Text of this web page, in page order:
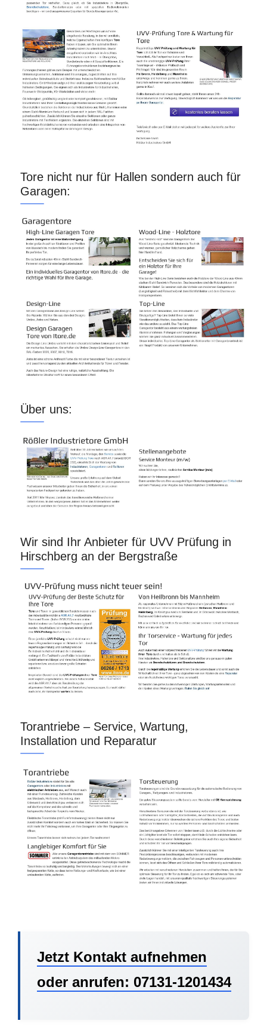
Tore nicht nur für Hallen sondern auch für
Garagen:
Über uns:
Wir sind Ihr Anbieter für UVV Prüfung in
Hirschberg an der Bergstraße
Torantriebe – Service, Wartung,
Installation und Reparatur
Jetzt Kontakt aufnehmen
oder anrufen: 07131-1201434